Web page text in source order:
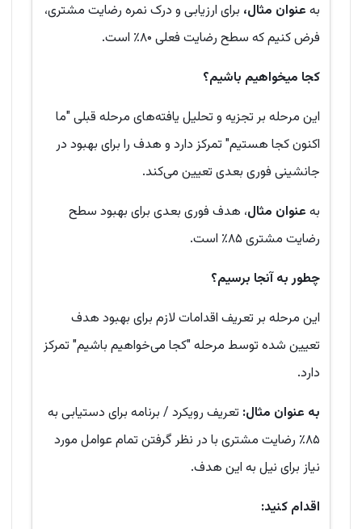
به عنوان مثال، برای ارزیابی و درک نمره رضایت مشتری،
فرض کنیم که سطح رضایت فعلی ۸۰٪ است.
کجا میخواهیم باشیم؟
این مرحله بر تجزیه و تحلیل یافته‌های مرحله قبلی "ما
اکنون کجا هستیم" تمرکز دارد و هدف را برای بهبود در
جانشینی فوری بعدی تعیین می‌کند.
به عنوان مثال، هدف فوری بعدی برای بهبود سطح
رضایت مشتری ۸۵٪ است.
چطور به آنجا برسیم؟
این مرحله بر تعریف اقدامات لازم برای بهبود هدف
تعیین شده توسط مرحله "کجا می‌خواهیم باشیم" تمرکز
دارد.
به عنوان مثال: تعریف رویکرد / برنامه برای دستیابی به
۸۵٪ رضایت مشتری با در نظر گرفتن تمام عوامل مورد
نیاز برای نیل به این هدف.
اقدام کنید: